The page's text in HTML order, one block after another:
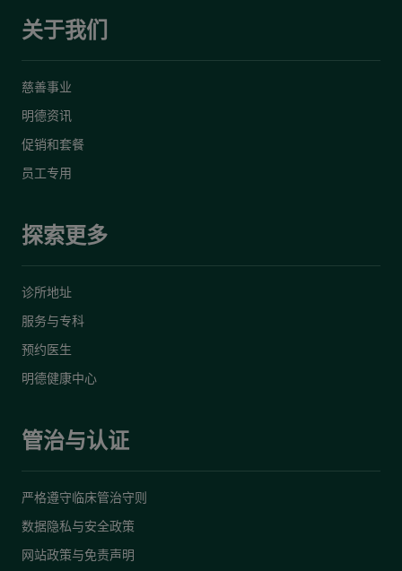
关于我们
慈善事业
明德资讯
促销和套餐
员工专用
探索更多
诊所地址
服务与专科
预约医生
明德健康中心
管治与认证
严格遵守临床管治守则
数据隐私与安全政策
网站政策与免责声明